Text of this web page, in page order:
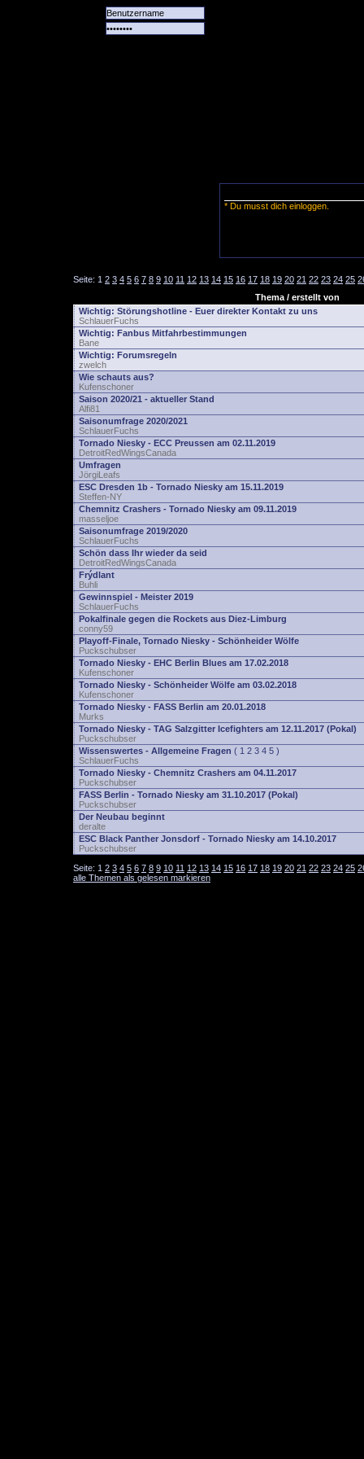
* Du musst dich einloggen.
Seite: 1 2 3 4 5 6 7 8 9 10 11 12 13 14 15 16 17 18 19 20 21 22 23 24 25
Thema / erstellt von
Wichtig: Störungshotline - Euer direkter Kontakt zu uns
SchlauerFuchs
Wichtig: Fanbus Mitfahrbestimmungen
Bane
Wichtig: Forumsregeln
zwelch
Wie schauts aus?
Kufenschoner
Saison 2020/21 - aktueller Stand
Alfi81
Saisonumfrage 2020/2021
SchlauerFuchs
Tornado Niesky - ECC Preussen am 02.11.2019
DetroitRedWingsCanada
Umfragen
JörgiLeafs
ESC Dresden 1b - Tornado Niesky am 15.11.2019
Steffen-NY
Chemnitz Crashers - Tornado Niesky am 09.11.2019
masseljoe
Saisonumfrage 2019/2020
SchlauerFuchs
Schön dass Ihr wieder da seid
DetroitRedWingsCanada
Frýdlant
Buhli
Gewinnspiel - Meister 2019
SchlauerFuchs
Pokalfinale gegen die Rockets aus Diez-Limburg
conny59
Playoff-Finale, Tornado Niesky - Schönheider Wölfe
Puckschubser
Tornado Niesky - EHC Berlin Blues am 17.02.2018
Kufenschoner
Tornado Niesky - Schönheider Wölfe am 03.02.2018
Kufenschoner
Tornado Niesky - FASS Berlin am 20.01.2018
Murks
Tornado Niesky - TAG Salzgitter Icefighters am 12.11.2017 (Pokal)
Puckschubser
Wissenswertes - Allgemeine Fragen ( 1 2 3 4 5 )
SchlauerFuchs
Tornado Niesky - Chemnitz Crashers am 04.11.2017
Puckschubser
FASS Berlin - Tornado Niesky am 31.10.2017 (Pokal)
Puckschubser
Der Neubau beginnt
deralte
ESC Black Panther Jonsdorf - Tornado Niesky am 14.10.2017
Puckschubser
Seite: 1 2 3 4 5 6 7 8 9 10 11 12 13 14 15 16 17 18 19 20 21 22 23 24 25
alle Themen als gelesen markieren